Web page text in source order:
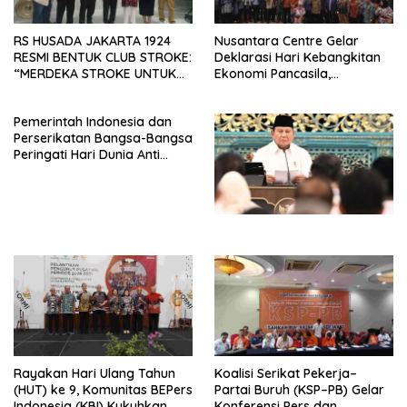
RS HUSADA JAKARTA 1924
RESMI BENTUK CLUB STROKE:
“MERDEKA STROKE UNTUK
Nusantara Centre Gelar
Deklarasi Hari Kebangkitan
Ekonomi Pancasila,
Penjajahan (Pergolakan
Ekonomi Politik Indonesia) &
Simposium Nasional “Urgensi
Undang-Undang
Perekonomian Nasional dan
Kesejahteraan Sosial dalam
Pemerintah Indonesia dan
Perserikatan Bangsa-Bangsa
Peringati Hari Dunia Anti
Rayakan Hari Ulang Tahun
(HUT) ke 9, Komunitas BEPers
Koalisi Serikat Pekerja–
Partai Buruh (KSP–PB) Gelar